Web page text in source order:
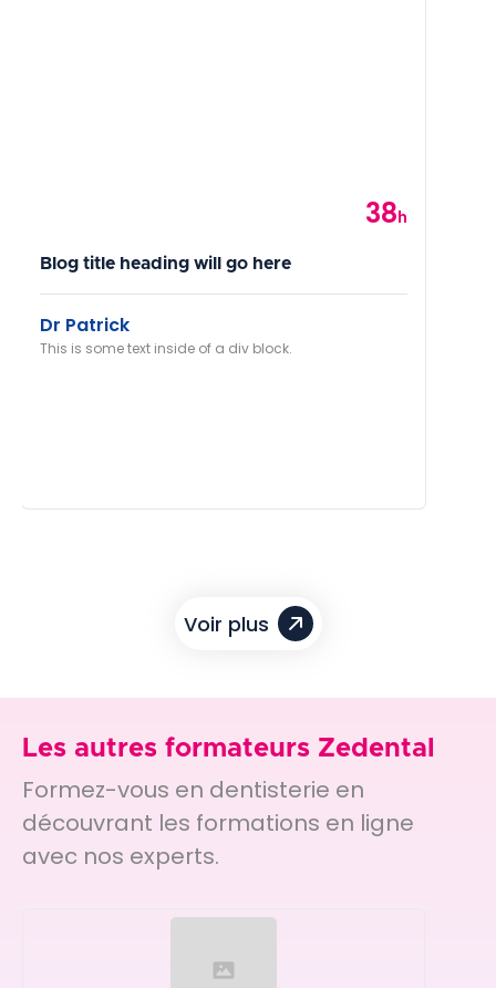
38h
Blog title heading will go here
Dr Patrick
This is some text inside of a div block.
Voir plus
Les autres formateurs Zedental
Formez-vous en dentisterie en
découvrant les formations en ligne
avec nos experts.